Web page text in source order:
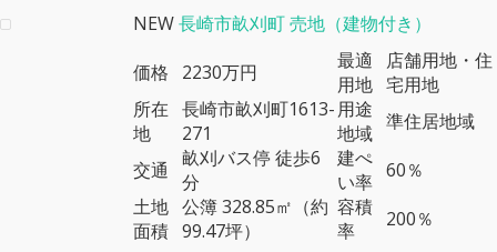
NEW 長崎市畝刈町 売地（建物付き）
価格
2230万円
最適
用地
店舗用地・住
宅用地
所在
地
長崎市畝刈町1613-
271
用途
地域 準住居地域
交通
畝刈バス停 徒歩6
分
建ぺ
い率 60％
土地
面積
公簿 328.85㎡（約
99.47坪）
容積
率
200％